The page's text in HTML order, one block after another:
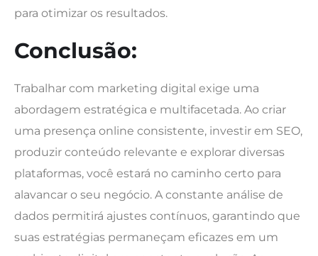
para otimizar os resultados.
Conclusão:
Trabalhar com marketing digital exige uma
abordagem estratégica e multifacetada. Ao criar
uma presença online consistente, investir em SEO,
produzir conteúdo relevante e explorar diversas
plataformas, você estará no caminho certo para
alavancar o seu negócio. A constante análise de
dados permitirá ajustes contínuos, garantindo que
suas estratégias permaneçam eficazes em um